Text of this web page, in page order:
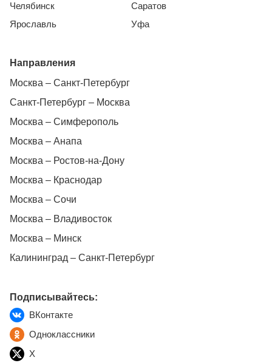
Челябинск
Ярославль
Саратов
Уфа
Направления
Москва – Санкт-Петербург
Санкт-Петербург – Москва
Москва – Симферополь
Москва – Анапа
Москва – Ростов-на-Дону
Москва – Краснодар
Москва – Сочи
Москва – Владивосток
Москва – Минск
Калининград – Санкт-Петербург
Подписывайтесь:
ВКонтакте
Одноклассники
X